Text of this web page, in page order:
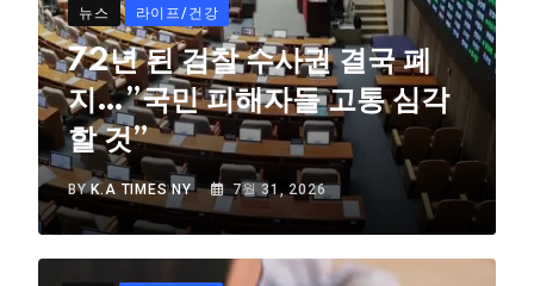
뉴스 라이프/건강
72년 된 검찰 수사권 결국 폐
지…”국민 피해자들 고통 심각
할 것”
BYK.A TIMES NY 7월 31, 2026